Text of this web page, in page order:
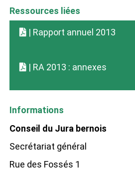
Ressources liées
| Rapport annuel 2013
| RA 2013 : annexes
Informations
Conseil du Jura bernois
Secrétariat général
Rue des Fossés 1